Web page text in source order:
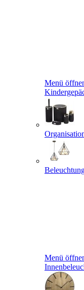
Menü
Menü